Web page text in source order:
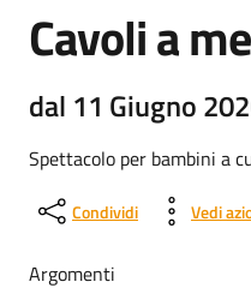
Cavoli a
dal 11 Giugno
Spettacolo per bambini a
Condividi Vedi
Argomenti